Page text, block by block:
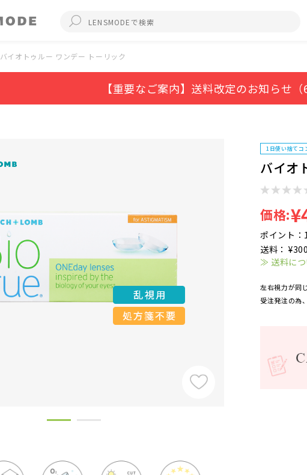
バイオトゥルー ワンデー トーリック
【重要なご案内】送料改定のお知らせ
1日使い捨てコ
バイオ
価格:
ポイント
送料：
≫ 送料につ
左右視力が同
受注発注の為